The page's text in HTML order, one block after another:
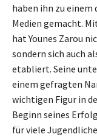
haben ihn zu
Medien gemacht.
hat Younes Zarou
sondern sich auch
etabliert. Seine
einem gefragten
wichtigen Figur in
Beginn seines
für viele